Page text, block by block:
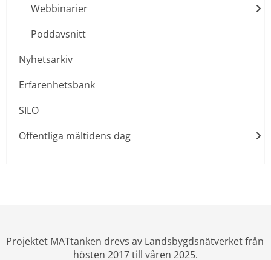
Webbinarier
Poddavsnitt
Nyhetsarkiv
Erfarenhetsbank
SILO
Offentliga måltidens dag
Projektet MATtanken drevs av Landsbygdsnätverket från
hösten 2017 till våren 2025.